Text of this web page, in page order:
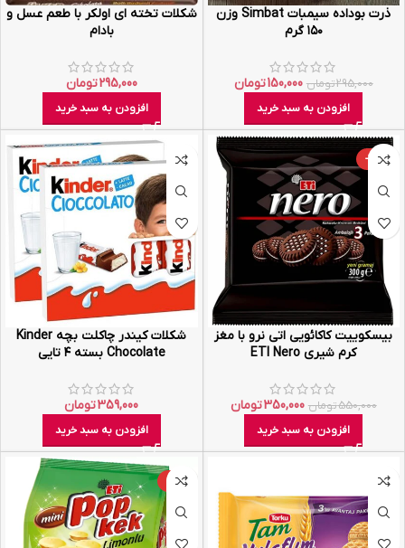
ذرت بوداده سیمبات Simbat وزن
۱۵۰ گرم
295,000تومان 150,000تومان
افزودن به سبد خرید
شکلات تخته ای اولکر با طعم عسل و
بادام
295,000تومان
افزودن به سبد خرید
-36%
بیسکوییت کاکائویی اتی نرو با مغز
کرم شیری ETI Nero
550,000تومان 350,000تومان
افزودن به سبد خرید
شکلات کیندر چاکلت بچه Kinder
Chocolate بسته ۴ تایی
359,000تومان
افزودن به سبد خرید
-14%